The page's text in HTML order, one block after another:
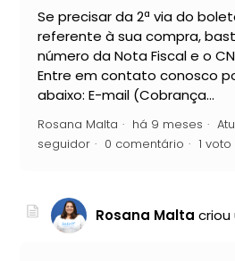
Se precisar da 2ª via do
referente à sua compra,
número da Nota Fiscal e o
Entre em contato conosco
abaixo: E-mail (Cobrança...
Rosana Malta há 9 meses
seguidor
0 comentário 1 voto
Rosana Malta